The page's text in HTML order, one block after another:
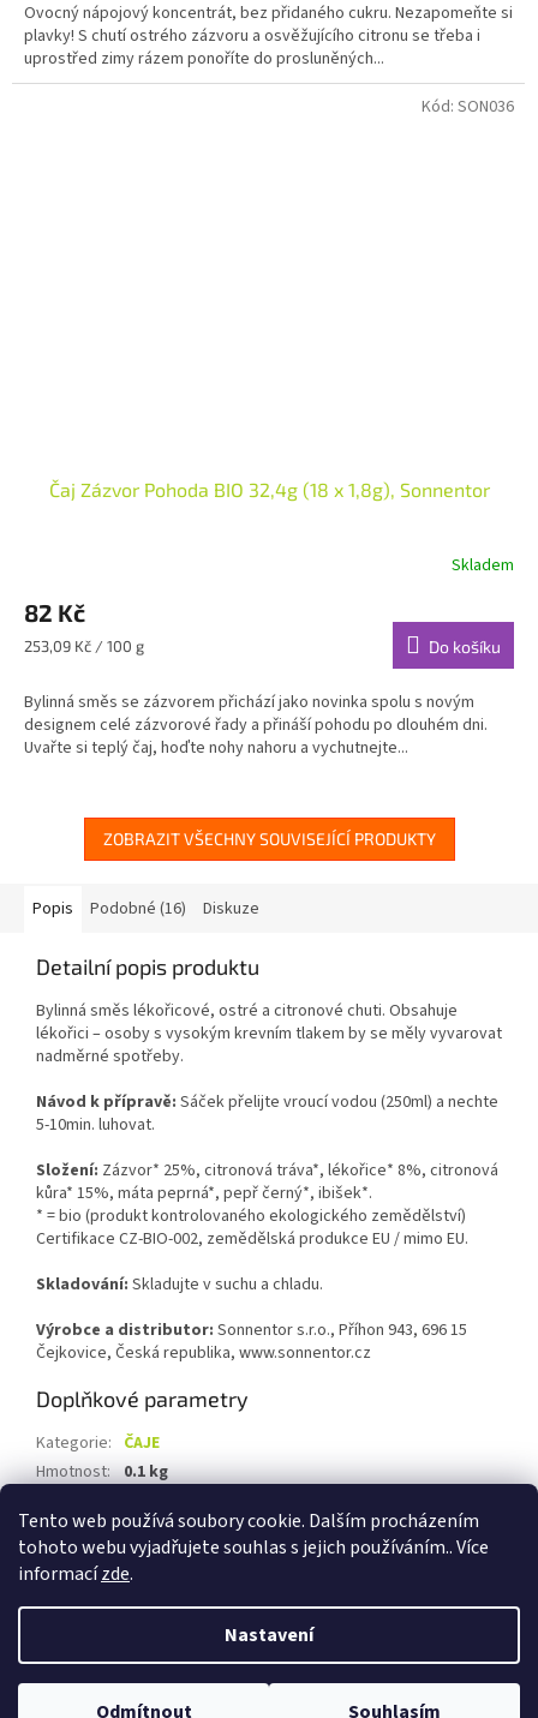
Tento web používá soubory cookie. Dalším procházením
tohoto webu vyjadřujete souhlas s jejich používáním.. Více
informacízde.
Nastavení
Odmítnout Souhlasím
Ovocný nápojový koncentrát, bez přidaného cukru. Nezapomeňte si
plavky! S chutí ostrého zázvoru a osvěžujícího citronu se třeba i
uprostřed zimy rázem ponoříte do prosluněných...
Čaj Zázvor Pohoda BIO 32,4g (18 x 1,8g), Sonnentor
Skladem
82 Kč
Měrná
253,09 Kč / 100 g Do košíku
Bylinná směs se zázvorem přichází jako novinka spolu s novým
designem celé zázvorové řady a přináší pohodu po dlouhém dni.
Uvařte si teplý čaj, hoďte nohy nahoru a vychutnejte...
Kód: SON036
ZOBRAZIT VŠECHNY SOUVISEJÍCÍ PRODUKTY
Popis Podobné (16) Diskuze
Detailní popis produktu
Bylinná směs lékořicové, ostré a citronové chuti. Obsahuje
lékořici – osoby s vysokým krevním tlakem by se měly vyvarovat
nadměrné spotřeby.
Návod k přípravě: Sáček přelijte vroucí vodou (250ml) a nechte
5-10min. luhovat.
Složení: Zázvor* 25%, citronová tráva*, lékořice* 8%, citronová
kůra* 15%, máta peprná*, pepř černý*, ibišek*.
* = bio (produkt kontrolovaného ekologického zemědělství)
Certifikace CZ-BIO-002, zemědělská produkce EU / mimo EU.
Skladování: Skladujte v suchu a chladu.
Výrobce a distributor: Sonnentor s.r.o., Příhon 943, 696 15
Čejkovice, Česká republika, www.sonnentor.cz
Doplňkové parametry
Kategorie: ČAJE
Hmotnost: 0.1 kg
Copyright 2026Biolevel.cz. Všechna práva vyhrazena.Upravit